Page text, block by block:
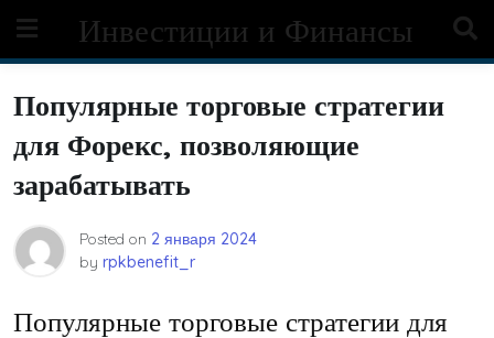
content
Инвестиции и Финансы
Популярные торговые стратегии
для Форекс, позволяющие
зарабатывать
Posted on 2 января 2024
by rpkbenefit_r
Популярные торговые стратегии для